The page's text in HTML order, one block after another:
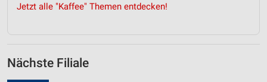
Jetzt alle "Kaffee" Themen entdecken!
Nächste Filiale